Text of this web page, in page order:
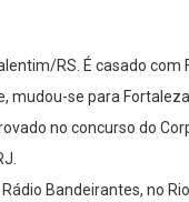
RS. É casado
mudou-se para
no concurso do
Bandeirantes, no